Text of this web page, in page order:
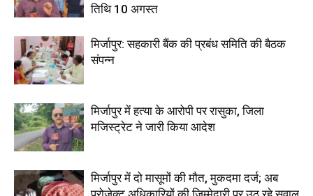
तिथि 10 अगस्त
मिर्जापुर: सहकारी बैंक की प्रबंध समिति की बैठक
संपन्न
मिर्जापुर में हत्या के आरोपी पर रासुका, जिला
मजिस्ट्रेट ने जारी किया आदेश
मिर्जापुर में दो मासूमों की मौत, मुकदमा दर्ज; अब